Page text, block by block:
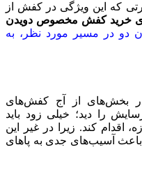
که این ویژگی در کفش از
خرید کفش مخصوص دویدن
دو در مسیر مورد نظر، به
بخش‌های از آج کفش‌های
را دید؛ خیلی زود باید
اقدام کند. زیرا در غیر این
آسیب‌های جدی به پا‌های